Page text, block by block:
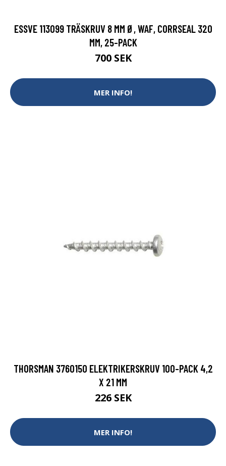
ESSVE 113099 TRÄSKRUV 8 MM Ø, WAF, CORRSEAL 320
MM, 25-PACK
700 SEK
MER INFO!
THORSMAN 3760150 ELEKTRIKERSKRUV 100-PACK 4,2
X 21 MM
226 SEK
MER INFO!